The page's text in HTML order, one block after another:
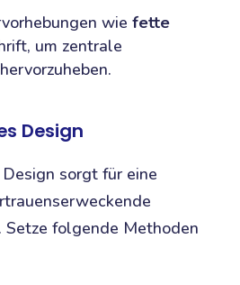
wie fette
um zentrale
Design
sorgt für eine
Setze folgende Methoden